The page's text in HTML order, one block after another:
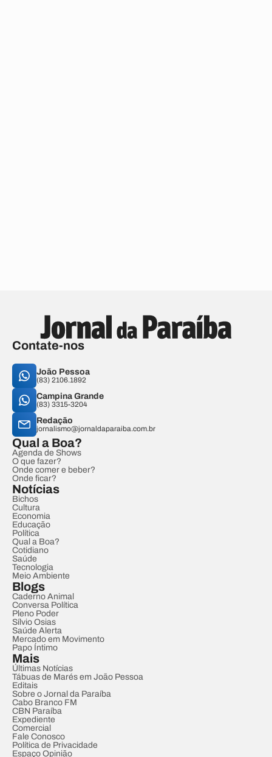
Contate-nos
João Pessoa
(83) 2106.1892
Campina Grande
(83) 3315-3204
Redação
jornalismo@jornaldaparaiba.com.br
Qual a Boa?
Agenda de Shows
O que fazer?
Onde comer e beber?
Onde ficar?
Notícias
Bichos
Cultura
Economia
Educação
Política
Qual a Boa?
Cotidiano
Saúde
Tecnologia
Meio Ambiente
Blogs
Caderno Animal
Conversa Política
Pleno Poder
Sílvio Osias
Saúde Alerta
Mercado em Movimento
Papo Íntimo
Mais
Últimas Notícias
Tábuas de Marés em João Pessoa
Editais
Sobre o Jornal da Paraíba
Cabo Branco FM
CBN Paraíba
Expediente
Comercial
Fale Conosco
Política de Privacidade
Espaço Opinião